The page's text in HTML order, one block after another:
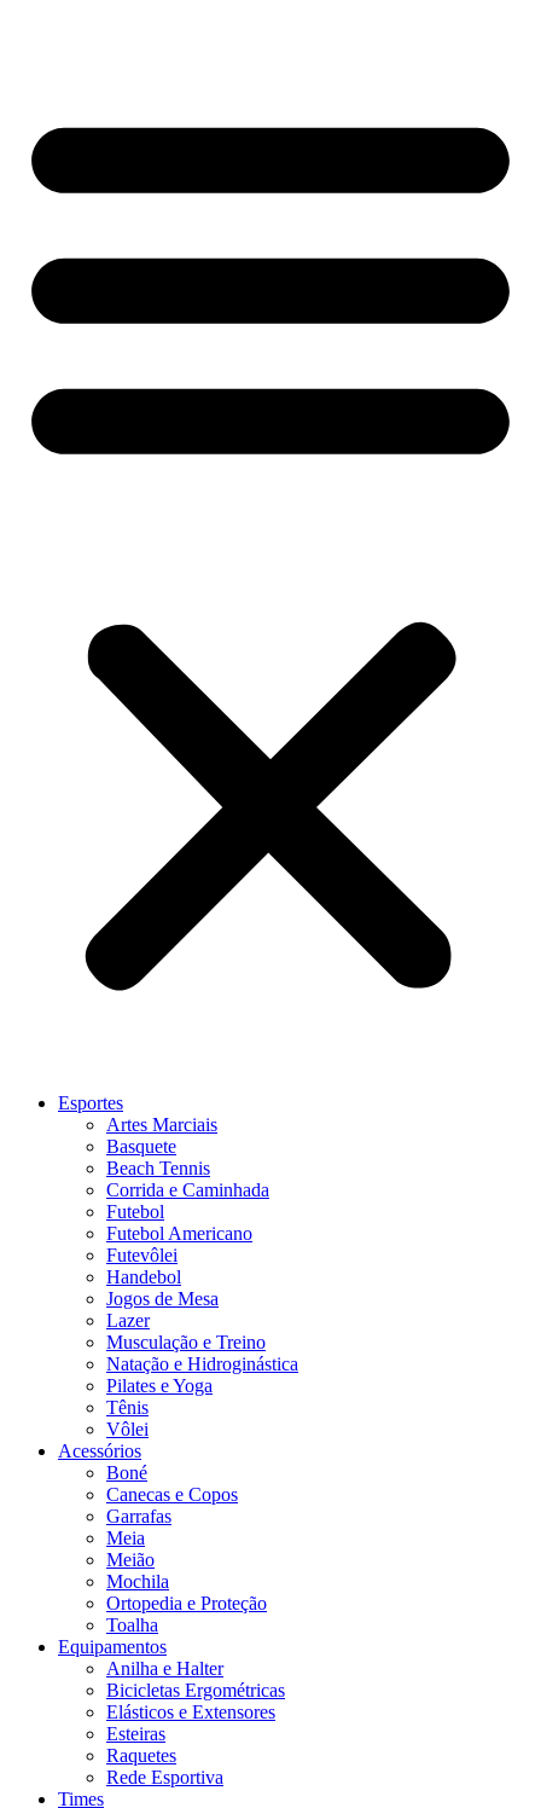
Esportes
Artes Marciais
Basquete
Beach Tennis
Corrida e Caminhada
Futebol
Futebol Americano
Futevôlei
Handebol
Jogos de Mesa
Lazer
Musculação e Treino
Natação e Hidroginástica
Pilates e Yoga
Tênis
Vôlei
Acessórios
Boné
Canecas e Copos
Garrafas
Meia
Meião
Mochila
Ortopedia e Proteção
Toalha
Equipamentos
Anilha e Halter
Bicicletas Ergométricas
Elásticos e Extensores
Esteiras
Raquetes
Rede Esportiva
Times